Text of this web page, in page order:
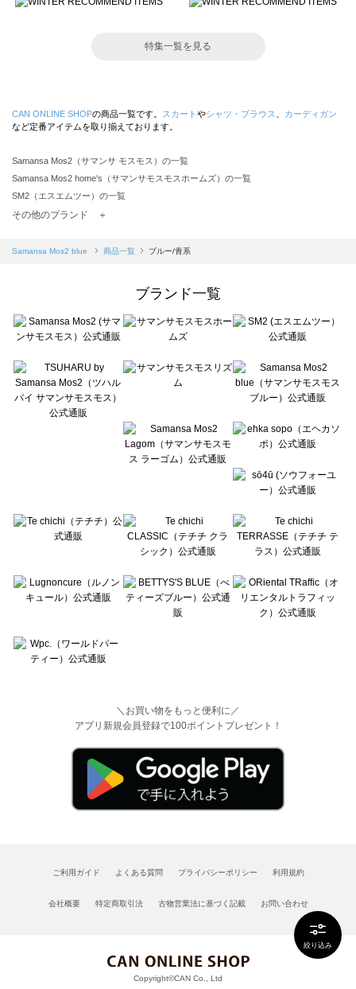
絞り込み
特集一覧を見る
CAN ONLINE SHOPの商品一覧です。 スカート やシャツ・ブラウス
カーディガン
など定番アイテムを取り揃えております。
Samansa Mos2（サマンサ モスモス）の一覧
Samansa Mos2 home's（サマンサモスモスホームズ）の一覧
SM2（エスエムツー）の一覧
TSUHARU by Samansa Mos2（ツハルバイサマンサモスモス）の一覧
Samansa Mos2 blue（サマンサモスモス ブルー）の一覧
Te chichi（テチチ）の一覧
Te chichi CLASSIC（テチチ クラシック）の一覧
Lugnoncure（ルノンキュール）の一覧
BETTY'S BLUE（べティーズブルー）の一覧
Wpc.（ワールドパーティー）の一覧
その他のブランド ＋
Samansa Mos2 blue 商品一覧 ブルー/青系
ブランド一覧
＼お買い物をもっと便利に／
アプリ新規会員登録で100ポイントプレゼント！
ご利用ガイド よくある質問 プライバシーポリシー 利用規約
会社概要 特定商取引法 古物営業法に基づく記載 お問い合わせ
Copyright©CAN Co., Ltd